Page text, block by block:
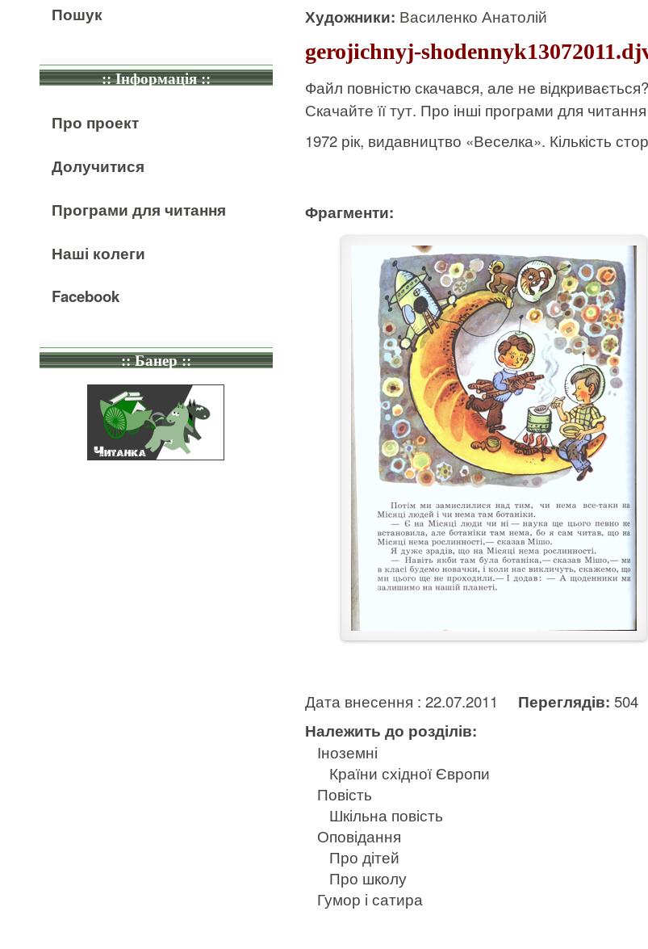
Пошук
:: Інформація ::
Про проект
Долучитися
Програми для читання
Наші колеги
Facebook
:: Банер ::
Художники: Василенко Анатолій
gerojichnyj-
Файл повністю скачався, але не
Скачайте її тут. Про інші програми для читання
1972 рік, видавництво «Веселка». Кількість
Фрагменти:
Дата внесення : 22.07.2011 Переглядів: 504
Належить до розділів:
Іноземні
Країни східної Європи
Повість
Шкільна повість
Оповідання
Про дітей
Про школу
Гумор і сатира